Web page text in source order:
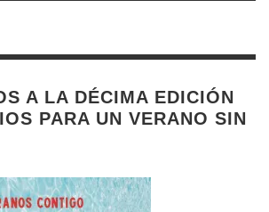
A LA DÉCIMA EDICIÓN
PARA UN VERANO SIN